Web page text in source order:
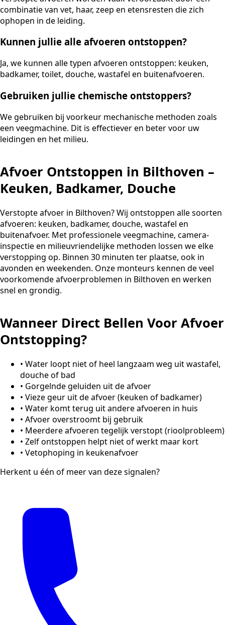
combinatie van vet, haar, zeep en etensresten die zich
ophopen in de leiding.
Kunnen jullie alle afvoeren ontstoppen?
Ja, we kunnen alle typen afvoeren ontstoppen: keuken,
badkamer, toilet, douche, wastafel en buitenafvoeren.
Gebruiken jullie chemische ontstoppers?
We gebruiken bij voorkeur mechanische methoden zoals
een veegmachine. Dit is effectiever en beter voor uw
leidingen en het milieu.
Afvoer Ontstoppen in Bilthoven –
Keuken, Badkamer, Douche
Verstopte afvoer in Bilthoven? Wij ontstoppen alle soorten
afvoeren: keuken, badkamer, douche, wastafel en
buitenafvoer. Met professionele veegmachine, camera-
inspectie en milieuvriendelijke methoden lossen we elke
verstopping op. Binnen 30 minuten ter plaatse, ook in
avonden en weekenden. Onze monteurs kennen de veel
voorkomende afvoerproblemen in Bilthoven en werken
snel en grondig.
Wanneer Direct Bellen Voor Afvoer
Ontstopping?
• Water loopt niet of heel langzaam weg uit wastafel,
douche of bad
• Gorgelnde geluiden uit de afvoer
• Vieze geur uit de afvoer (keuken of badkamer)
• Water komt terug uit andere afvoeren in huis
• Afvoer overstroomt bij gebruik
• Meerdere afvoeren tegelijk verstopt (rioolprobleem)
• Zelf ontstoppen helpt niet of werkt maar kort
• Vetophoping in keukenafvoer
Herkent u één of meer van deze signalen?